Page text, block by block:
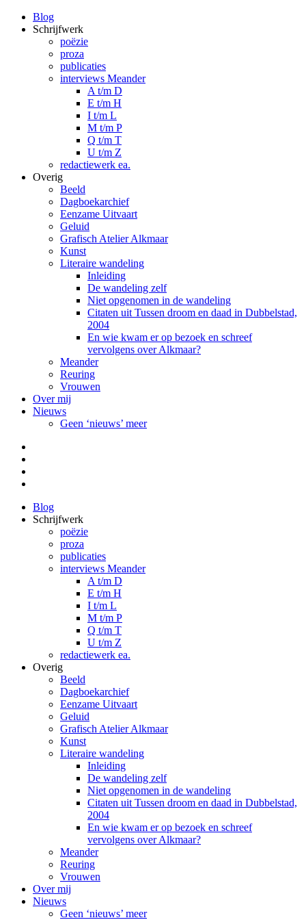
Blog
Schrijfwerk
poëzie
proza
publicaties
interviews Meander
A t/m D
E t/m H
I t/m L
M t/m P
Q t/m T
U t/m Z
redactiewerk ea.
Overig
Beeld
Dagboekarchief
Eenzame Uitvaart
Geluid
Grafisch Atelier Alkmaar
Kunst
Literaire wandeling
Inleiding
De wandeling zelf
Niet opgenomen in de wandeling
Citaten uit Tussen droom en daad in Dubbelstad,
2004
En wie kwam er op bezoek en schreef
vervolgens over Alkmaar?
Meander
Reuring
Vrouwen
Over mij
Nieuws
Geen ‘nieuws’ meer
Blog
Schrijfwerk
poëzie
proza
publicaties
interviews Meander
A t/m D
E t/m H
I t/m L
M t/m P
Q t/m T
U t/m Z
redactiewerk ea.
Overig
Beeld
Dagboekarchief
Eenzame Uitvaart
Geluid
Grafisch Atelier Alkmaar
Kunst
Literaire wandeling
Inleiding
De wandeling zelf
Niet opgenomen in de wandeling
Citaten uit Tussen droom en daad in Dubbelstad,
2004
En wie kwam er op bezoek en schreef
vervolgens over Alkmaar?
Meander
Reuring
Vrouwen
Over mij
Nieuws
Geen ‘nieuws’ meer